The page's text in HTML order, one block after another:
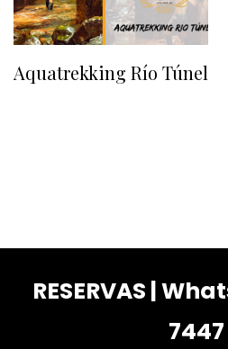
Aquatrekking Río Túnel
RESERVAS |
7447